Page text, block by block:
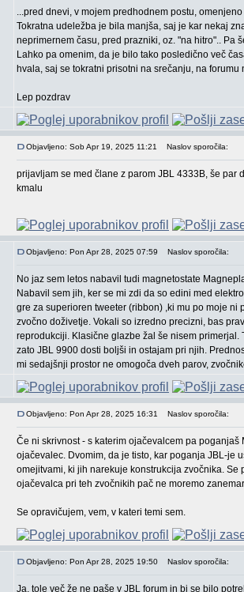
...pred dnevi, v mojem predhodnem postu,
Tokratna udeležba je bila manjša, saj je kar nekaj
neprimernem času, pred prazniki, oz. "na hitro".. Pa
Lahko pa omenim, da je bilo tako posledično več
hvala, saj se tokratni prisotni na srečanju, na forumu
Lep pozdrav
Objavljeno: Sob Apr 19, 2025 11:21 Naslov sporočila:
prijavljam se med člane z parom JBL 4333B, še
kmalu
Objavljeno: Pon Apr 28, 2025 07:59 Naslov sporočila:
No jaz sem letos nabavil tudi magnetostate
Nabavil sem jih, ker se mi zdi da so edini med
gre za superioren tweeter (ribbon) ,ki mu po moje
zvočno doživetje. Vokali so izredno precizni, bas
reprodukciji. Klasične glazbe žal še nisem
zato JBL 9900 dosti boljši in ostajam pri njih.
mi sedajšnji prostor ne omogoča dveh parov,
Objavljeno: Pon Apr 28, 2025 16:31 Naslov sporočila:
Če ni skrivnost - s katerim ojačevalcem pa
ojačevalec. Dvomim, da je tisto, kar poganja JBL-je
omejitvami, ki jih narekuje konstrukcija zvočnika.
ojačevalca pri teh zvočnikih pač ne moremo
Se opravičujem, vem, v kateri temi sem.
Objavljeno: Pon Apr 28, 2025 19:50 Naslov sporočila:
Ja, tole več že ne paše v JBL forum in bi se bilo